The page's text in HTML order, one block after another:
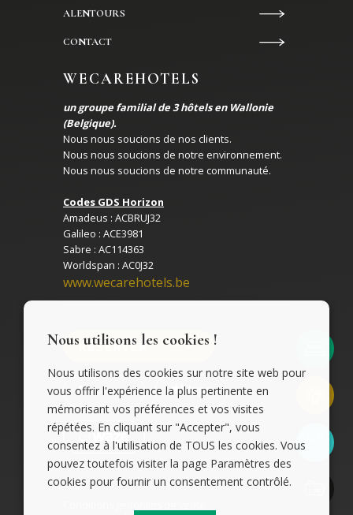
Nous utilisons les cookies !
Nous utilisons des cookies sur notre site web pour
vous offrir l'expérience la plus pertinente en
mémorisant vos préférences et vos visites
répétées. En cliquant sur "Accepter", vous
consentez à l'utilisation de TOUS les cookies. Vous
pouvez toutefois visiter la page Paramètres des
cookies pour fournir un consentement contrôlé.
ALENTOURS
CONTACT
WECAREHOTELS
un groupe familial de 3 hôtels en Wallonie
(Belgique).
Nous nous soucions de nos clients.
Nous nous soucions de notre environnement.
Nous nous soucions de notre communauté.
Codes GDS Horizon
Amadeus : ACBRUJ32
Galileo : ACE3981
Sabre : AC114363
Worldspan : AC0J32
www.wecarehotels.be
RÉSERVER